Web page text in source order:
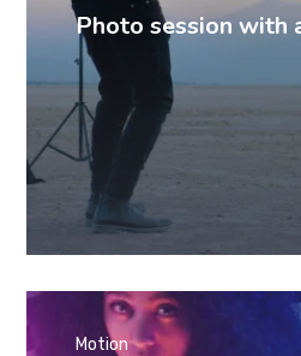
Photo session with
Motion